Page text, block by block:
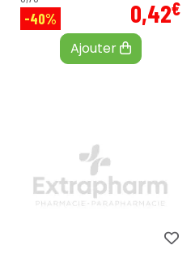
-40% 0,42€
Ajouter